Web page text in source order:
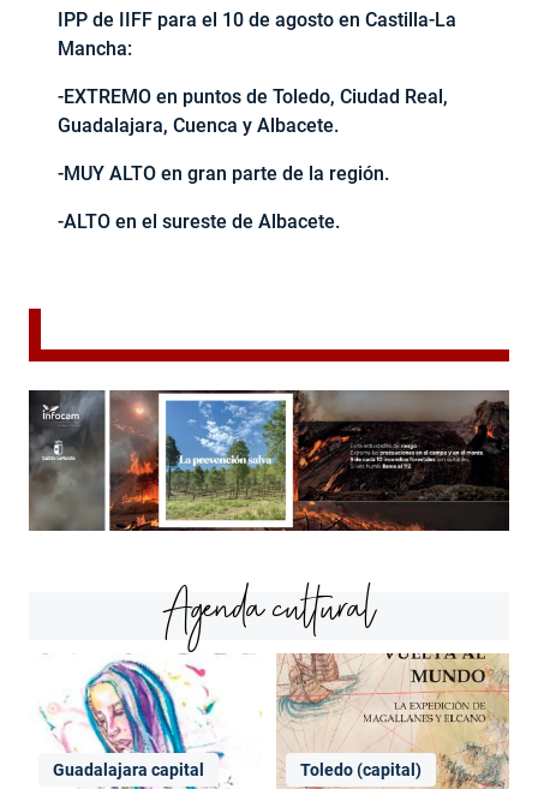
IPP de IIFF para el 10 de agosto en Castilla-La
Mancha:
-EXTREMO en puntos de Toledo, Ciudad Real,
Guadalajara, Cuenca y Albacete.
-MUY ALTO en gran parte de la región.
-ALTO en el sureste de Albacete.
Agenda cultural
Guadalajara capital Toledo (capital)